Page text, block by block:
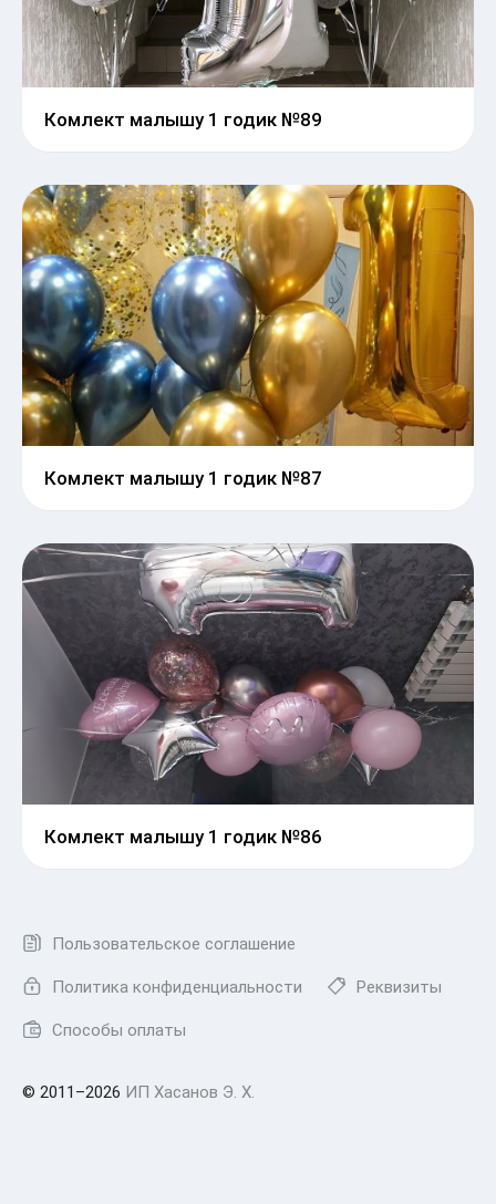
Комлект малышу 1 годик №89
Комлект малышу 1 годик №87
Комлект малышу 1 годик №86
Пользовательское соглашение
Политика конфиденциальности Реквизиты
Способы оплаты
© 2011–2026 ИП Хасанов Э. Х.